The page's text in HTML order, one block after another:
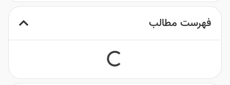
فهرست مطالب